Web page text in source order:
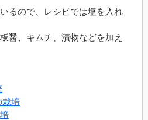
るので、レシピでは塩を入れ
醤、キムチ、漬物などを加え
栽培